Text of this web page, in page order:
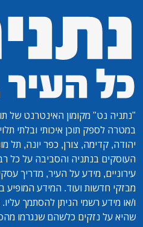
"נתניה נט" מקומון האינטרנט של
במטרה לספק תוכן איכותי ובלתי
יהודה, קדימה, צורן, כפר יונה, תל
העוסקים בנתניה והסביבה על כל
עירוניים, מידע על העיר, מדריך
מבזקי חדשות ועוד. המידע המופיע
ו/או מידע רשמי הניתן להסתמך
שהיא על נזקים כלשהם שנגרמו